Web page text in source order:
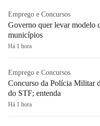
Emprego e Concursos
Governo quer levar modelo
municípios
Há 1 hora
Emprego e Concursos
Concurso da Polícia Militar
do STF; entenda
Há 1 hora